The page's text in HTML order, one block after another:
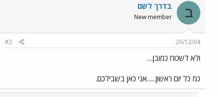
ב בדרך לשם
New member
26/12/04
#2
ולא לשכוח כמובן....
כמ כל יום ראשון......אני כאן בשבילכם.